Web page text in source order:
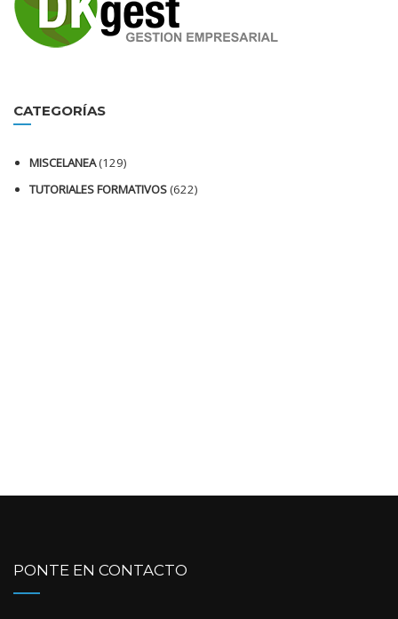
CATEGORÍAS
MISCELANEA(129)
TUTORIALES FORMATIVOS(622)
PONTE EN CONTACTO